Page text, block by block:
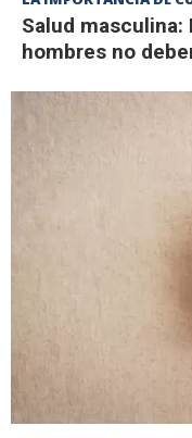
Salud masculina:
hombres no